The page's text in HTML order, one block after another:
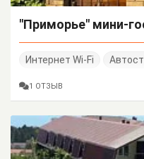
"Приморье" мини-
Интернет Wi-Fi
1 ОТЗЫВ